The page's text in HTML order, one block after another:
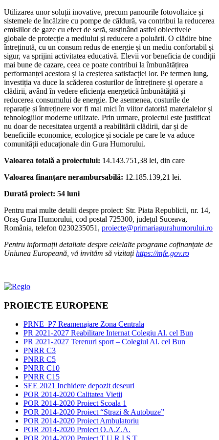
Utilizarea unor soluții inovative, precum panourile fotovoltaice și
sistemele de încălzire cu pompe de căldură, va contribui la reducerea
emisiilor de gaze cu efect de seră, susținând astfel obiectivele
globale de protecție a mediului și reducere a poluării. O clădire bine
întreținută, cu un consum redus de energie și un mediu confortabil și
sigur, va sprijini activitatea educativă. Elevii vor beneficia de condiții
mai bune de cazare, ceea ce poate contribui la îmbunătățirea
performanței acestora și la creșterea satisfacției lor. Pe termen lung,
investiția va duce la scăderea costurilor de întreținere și operare a
clădirii, având în vedere eficiența energetică îmbunătățită și
reducerea consumului de energie. De asemenea, costurile de
reparație și întreținere vor fi mai mici în viitor datorită materialelor și
tehnologiilor moderne utilizate. Prin urmare, proiectul este justificat
nu doar de necesitatea urgentă a reabilitării clădirii, dar și de
beneficiile economice, ecologice și sociale pe care le va aduce
comunității educaționale din Gura Humorului.
Valoarea totală a proiectului: 14.143.751,38 lei, din care
Valoarea finanțare nerambursabilă: 12.185.139,21 lei.
Durată proiect: 54 luni
Pentru mai multe detalii despre proiect: Str. Piata Republicii, nr. 14,
Oraş Gura Humorului, cod postal 725300, județul Suceava,
România, telefon 0230235051, proiecte@primariagurahumorului.ro
Pentru informații detaliate despre celelalte programe cofinanțate de
Uniunea Europeană, vă invităm să vizitați https://mfe.gov.ro
PROIECTE EUROPENE
PRNE_P7 Reamenajare Zona Centrala
PR 2021-2027 Reabilitare Internat Colegiu Al. cel Bun
PR 2021-2027 Terenuri sport – Colegiul Al. cel Bun
PNRR C3
PNRR C5
PNRR C10
PNRR C15
SEE 2021 Inchidere depozit deseuri
POR 2014-2020 Calitatea Vietii
POR 2014-2020 Proiect Scoala 1
POR 2014-2020 Proiect “Strazi & Autobuze”
POR 2014-2020 Proiect Ambulatoriu
POR 2014-2020 Proiect O.A.Z.A.